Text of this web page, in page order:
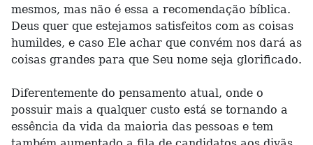
mesmos, mas não é essa a recomendação bíblica.
Deus quer que estejamos satisfeitos com as coisas
humildes, e caso Ele achar que convém nos dará as
coisas grandes para que Seu nome seja glorificado.
Diferentemente do pensamento atual, onde o
possuir mais a qualquer custo está se tornando a
essência da vida da maioria das pessoas e tem